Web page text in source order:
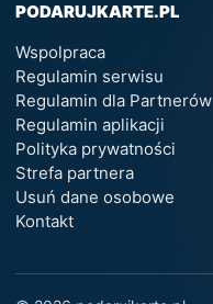
PODARUJKARTE.PL
Wspolpraca
Regulamin serwisu
Regulamin dla Partnerów
Regulamin aplikacji
Polityka prywatności
Strefa partnera
Usuń dane osobowe
Kontakt